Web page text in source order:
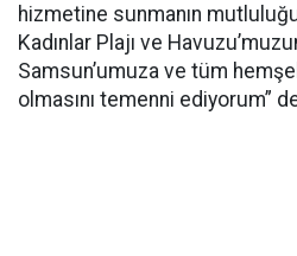
hizmetine sunmanın
Kadınlar Plajı ve
Samsun’umuza ve tüm
olmasını temenni ediyorum”